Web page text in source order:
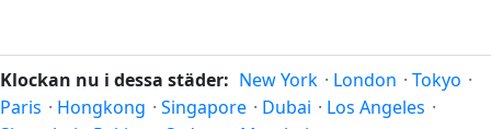
Klockan nu i dessa städer: New York · London · Tokyo ·
Paris · Hongkong · Singapore · Dubai · Los Angeles ·